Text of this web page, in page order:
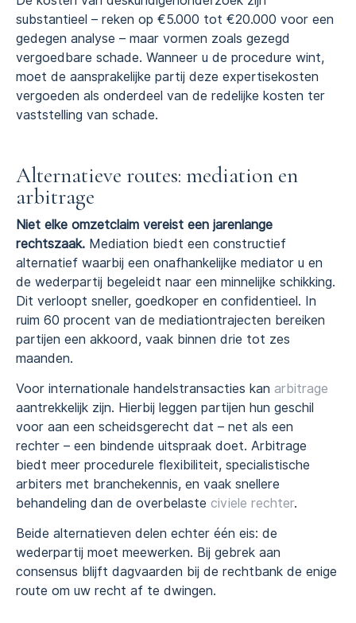
substantieel – reken op €5.000 tot €20.000 voor een
gedegen analyse – maar vormen zoals gezegd
vergoedbare schade. Wanneer u de procedure wint,
moet de aansprakelijke partij deze expertisekosten
vergoeden als onderdeel van de redelijke kosten ter
vaststelling van schade.
Alternatieve routes: mediation en
arbitrage
Niet elke omzetclaim vereist een jarenlange
rechtszaak. Mediation biedt een constructief
alternatief waarbij een onafhankelijke mediator u en
de wederpartij begeleidt naar een minnelijke schikking.
Dit verloopt sneller, goedkoper en confidentieel. In
ruim 60 procent van de mediationtrajecten bereiken
partijen een akkoord, vaak binnen drie tot zes
maanden.
Voor internationale handelstransacties kan arbitrage
aantrekkelijk zijn. Hierbij leggen partijen hun geschil
voor aan een scheidsgerecht dat – net als een
rechter – een bindende uitspraak doet. Arbitrage
biedt meer procedurele flexibiliteit, specialistische
arbiters met branchekennis, en vaak snellere
behandeling dan de overbelaste civiele rechter.
Beide alternatieven delen echter één eis: de
wederpartij moet meewerken. Bij gebrek aan
consensus blijft dagvaarden bij de rechtbank de enige
route om uw recht af te dwingen.